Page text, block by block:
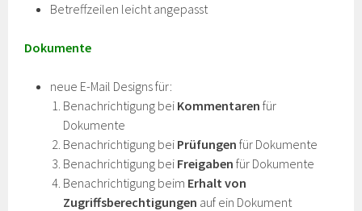
Betreffzeilen leicht angepasst
Dokumente
neue E-Mail Designs für:
Benachrichtigung bei Kommentaren für
Dokumente
Benachrichtigung bei Prüfungen für Dokumente
Benachrichtigung bei Freigaben für Dokumente
Benachrichtigung beim Erhalt von
Zugriffsberechtigungen auf ein Dokument